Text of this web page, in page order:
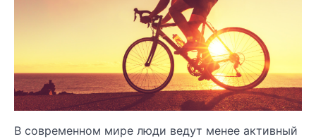
В современном мире люди ведут менее активный